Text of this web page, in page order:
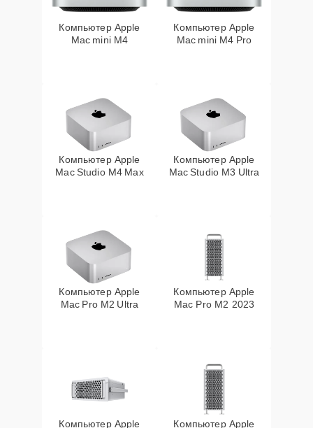
Компьютер Apple
Mac mini M4
Компьютер Apple
Mac mini M4 Pro
Компьютер Apple
Mac Studio M4 Max
Компьютер Apple
Mac Studio M3 Ultra
Компьютер Apple
Mac Pro M2 Ultra
Компьютер Apple
Mac Pro M2 2023
Компьютер Apple
Компьютер Apple